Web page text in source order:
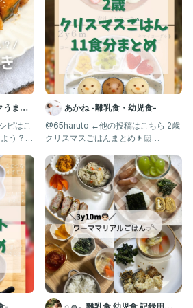
うまご
ピはこ
う？を
あかね -離乳食・幼児食-
@65haruto ←他の投稿はこちら 2歳
クリスマスごはんまとめ👦🏻